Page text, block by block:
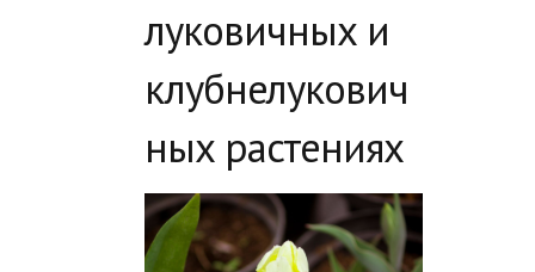
луковичных и
клубнелукович
ных растениях